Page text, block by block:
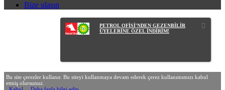
Bize ulaşın
PETROL OFİSİ'NDEN GEZENBİLİR
ÜYELERİNE ÖZEL İNDİRİM!
Bu site çerezler kullanır. Bu siteyi kullanmaya devam ederek çerez kullanımımızı kabul
etmiş olursunuz.